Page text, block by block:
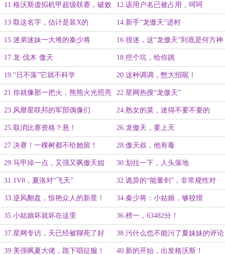
德尔
11.格沃斯虚拟机甲超级联赛，破败
or氪金？
12.该用户名已被占用，呵呵
13.取这名字，估计是装X的 14.新手“龙傲天”进村
15.迷弟迷妹一大堆的秦少将 16.很迷，这“龙傲天”到底是何方神
圣！
17.龙·伐木·傲天 18.挖个坑，给你跳
19.“日不落”它就不科学 20.这种调调，憋大招呢！
21.你就像那一把火，熊熊火光照亮
了我
22.星网热搜“龙傲天”
23.风靡星联邦的军部偶像们 24.熟女的菜，迷得不要不要的
25.取消比赛资格？悬！ 26.龙傲天，要上天
27.决赛！一棵树都不给她留！ 28.傲天叔，他有毒
29.马甲掉一点，又强又飒傲天姐 30.划拉一下，人头落地
31.1V8，夏洛对“飞天” 32.诡异的“能量剑”，非常规性对
手！
33.逆风翻盘，惊艳众人的新星！ 34.秦少将：小姑娘，够狡猾
35.小姑娘坏就坏在这里 36.榜一，63482分！
37.星网专访，天已经被聊死了好
吗？
38.污什么也不能污了夏妹妹的评论
区
39.美强飒夏大佬，跪下唱征服！ 40.新的开始，出发格沃斯！